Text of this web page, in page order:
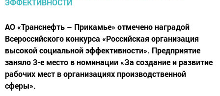
АО «Транснефть – Прикамье» отмечено наградой
Всероссийского конкурса «Российская организация
высокой социальной эффективности». Предприятие
заняло 3-е место в номинации «За создание и развитие
рабочих мест в организациях производственной
сферы».